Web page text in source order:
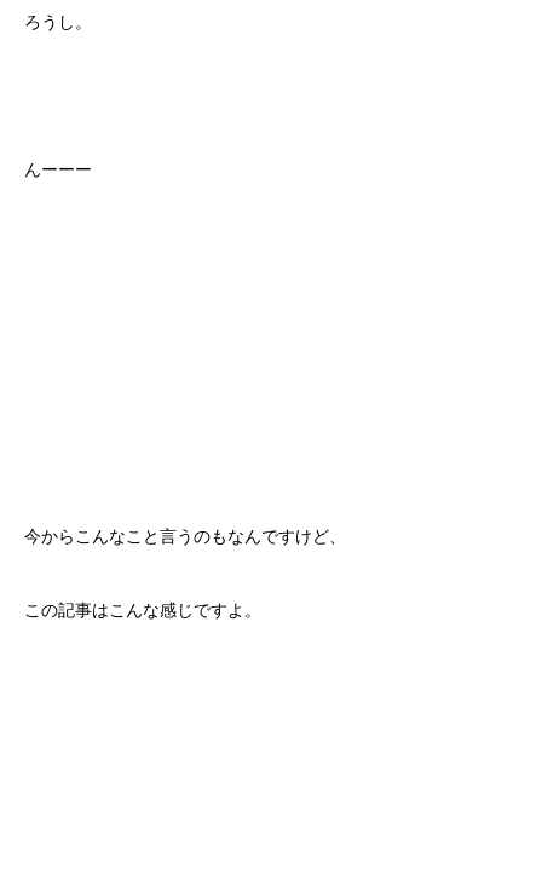
ろうし。
んーーー
今からこんなこと言うのもなんですけど、
この記事はこんな感じですよ。